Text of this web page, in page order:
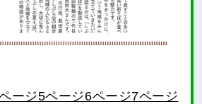
ージ5ページ6ページ7ページ